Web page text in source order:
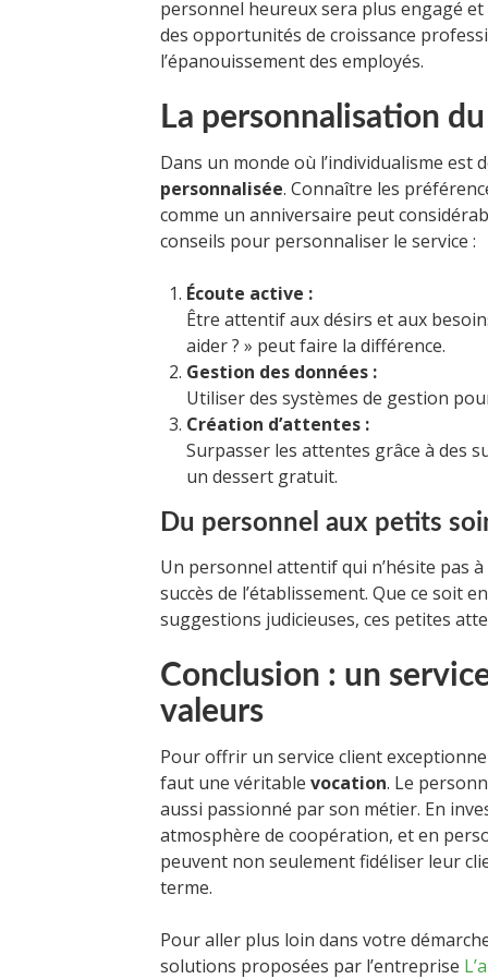
personnel heureux sera plus engagé
des opportunités de croissance
l’épanouissement des employés.
La personnalisation
Dans un monde où l’individualisme est
personnalisée. Connaître les
comme un anniversaire peut
conseils pour personnaliser le service :
Écoute active :
Être attentif aux désirs et aux
aider ? » peut faire la différence.
Gestion des données :
Utiliser des systèmes de gestion
Création d’attentes :
Surpasser les attentes grâce à des
un dessert gratuit.
Du personnel aux petits
Un personnel attentif qui n’hésite pas
succès de l’établissement. Que ce soit
suggestions judicieuses, ces petites
Conclusion : un
valeurs
Pour offrir un service client
faut une véritable vocation. Le
aussi passionné par son métier. En
atmosphère de coopération, et en
peuvent non seulement fidéliser leur
terme.
Pour aller plus loin dans votre
solutions proposées par l’entreprise